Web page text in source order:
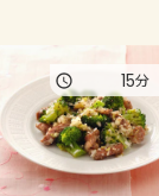
15分